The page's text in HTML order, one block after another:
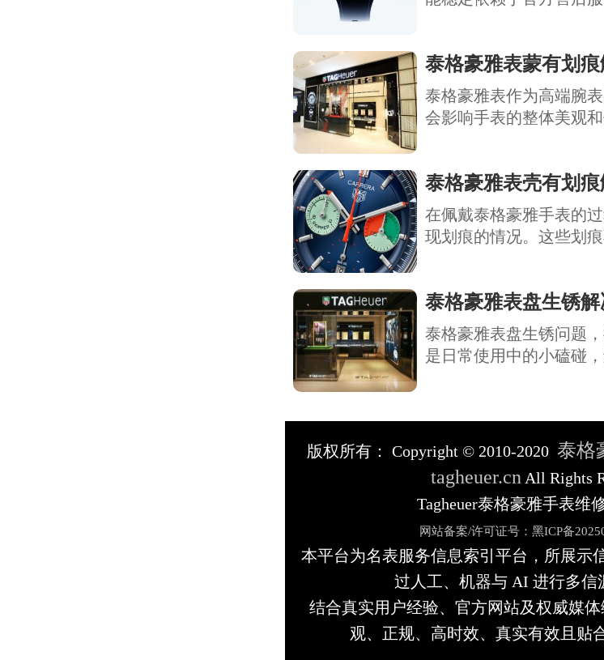
泰格豪雅表蒙有划痕
泰格豪雅表作为高端腕
会影响手表的整体美观
泰格豪雅表壳有划痕
在佩戴泰格豪雅手表的
现划痕的情况。这些划
泰格豪雅表盘生锈解
泰格豪雅表盘生锈问题
是日常使用中的小磕碰
版权所有： Copyright © 2010-2020 泰格
tagheuer.cn All Rights
Tagheuer泰格豪雅手表维
网站备案/许可证号：黑ICP备
本平台为名表服务信息索引平台，所展示
过人工、机器与 AI 进行多信
结合真实用户经验、官方网站及权威媒
观、正规、高时效、真实有效且贴